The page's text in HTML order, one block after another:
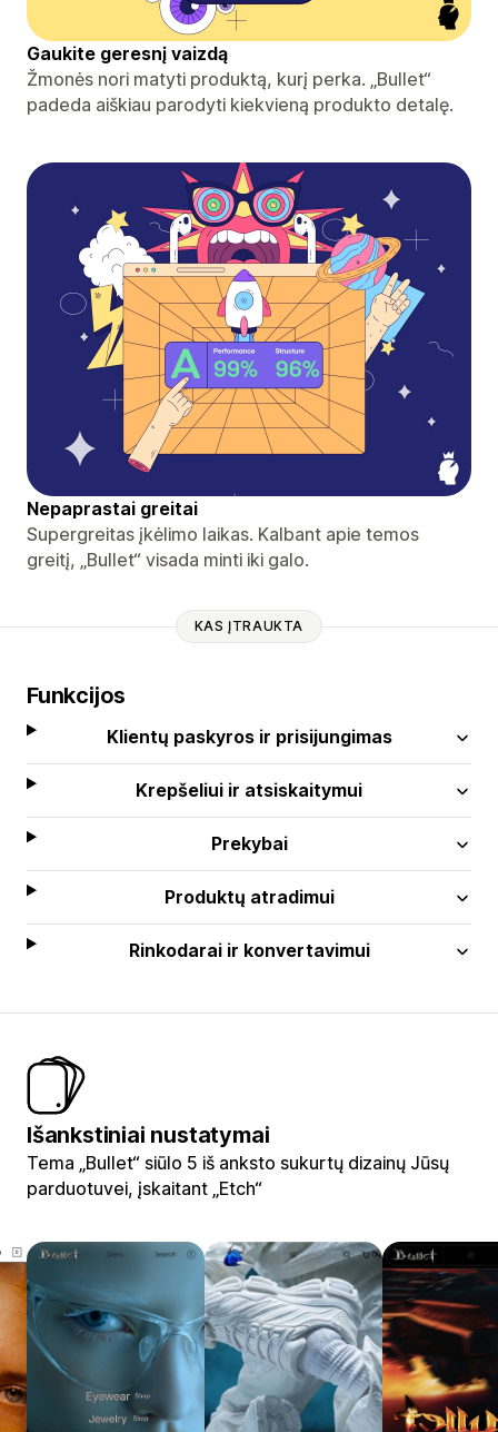
Gaukite geresnį vaizdą
Žmonės nori matyti produktą, kurį perka. „Bullet“
padeda aiškiau parodyti kiekvieną produkto detalę.
Nepaprastai greitai
Supergreitas įkėlimo laikas. Kalbant apie temos
greitį, „Bullet“ visada minti iki galo.
KAS ĮTRAUKTA
Funkcijos
Klientų paskyros ir prisijungimas
Krepšeliui ir atsiskaitymui
Prekybai
Produktų atradimui
Rinkodarai ir konvertavimui
Išankstiniai nustatymai
Tema „Bullet“ siūlo 5 iš anksto sukurtų dizainų Jūsų
parduotuvei, įskaitant „Etch“